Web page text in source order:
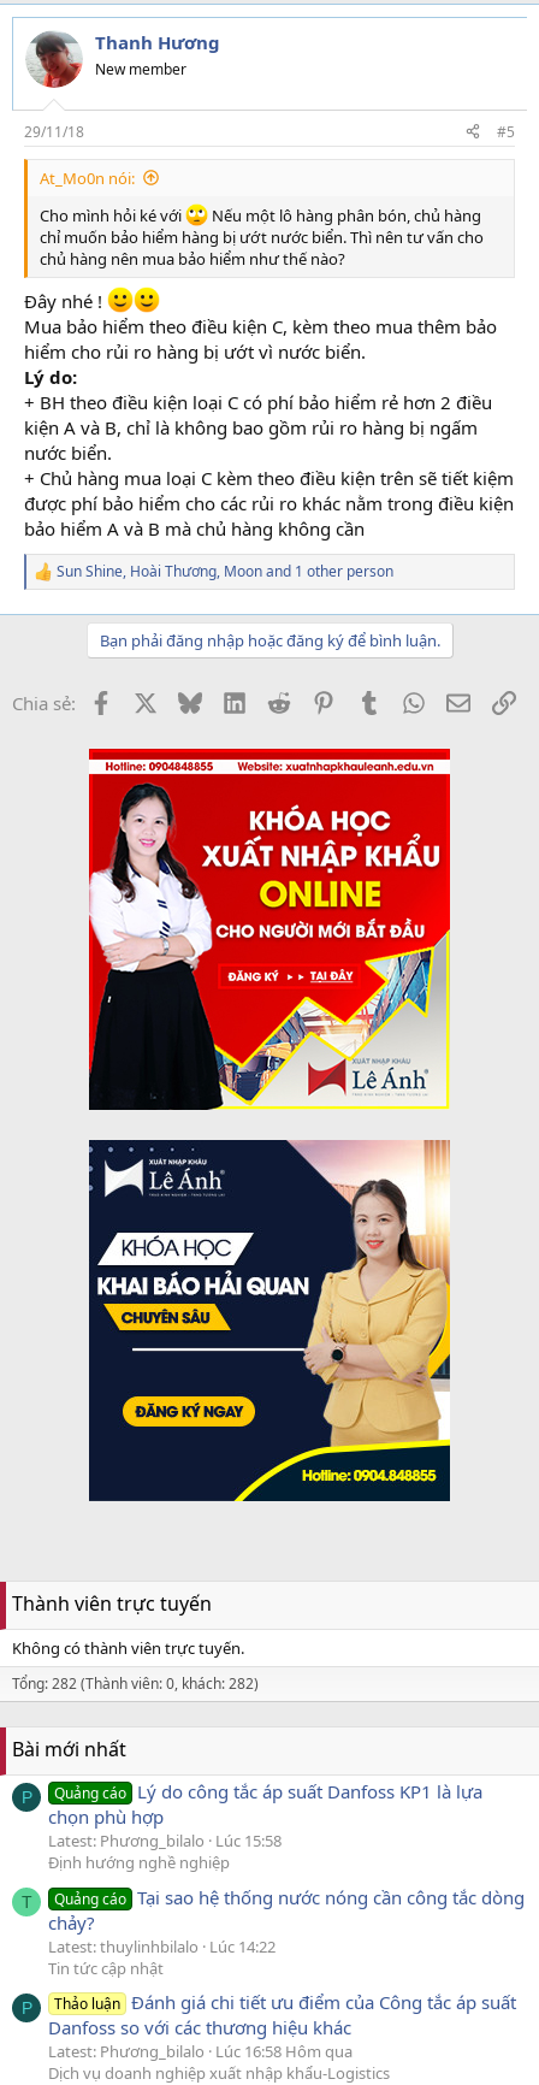
Thanh Hương
New member
29/11/18 #5
At_Mo0n nói:
Cho mình hỏi ké với
Nếu một lô hàng phân bón, chủ hàng
chỉ muốn bảo hiểm hàng bị ướt nước biển. Thì nên tư vấn cho
chủ hàng nên mua bảo hiểm như thế nào?
Đây nhé !
Mua bảo hiểm theo điều kiện C, kèm theo mua thêm bảo
hiểm cho rủi ro hàng bị ướt vì nước biển.
Lý do:
+ BH theo điều kiện loại C có phí bảo hiểm rẻ hơn 2 điều
kiện A và B, chỉ là không bao gồm rủi ro hàng bị ngấm
nước biển.
+ Chủ hàng mua loại C kèm theo điều kiện trên sẽ tiết kiệm
được phí bảo hiểm cho các rủi ro khác nằm trong điều kiện
bảo hiểm A và B mà chủ hàng không cần
R
a
o
n
Sun Shine, Hoài Thương, Moonand 1 other person
Bạn phải đăng nhập hoặc đăng ký để bình luận.
Chia sẻ: Facebook BlueskyLinkedInReddit PinterestTumblrWhatsApp
Email
Thành viên trực tuyến
Không có thành viên trực tuyến.
Tổng: 282 (Thành viên: 0, khách: 282)
Bài mới nhất
P Quảng cáo Lý do công tắc áp suất Danfoss KP1 là lựa
chọn phù hợp
Latest: Phương_bilalo
Lúc 15:58
Định hướng nghề nghiệp
T Quảng cáo Tại sao hệ thống nước nóng cần công tắc dòng
chảy?
Latest: thuylinhbilalo
Lúc 14:22
Tin tức cập nhật
P Thảo luận Đánh giá chi tiết ưu điểm của Công tắc áp suất
Danfoss so với các thương hiệu khác
Latest: Phương_bilalo
Lúc 16:58 Hôm qua
Dịch vụ doanh nghiệp xuất nhập khẩu-Logistics